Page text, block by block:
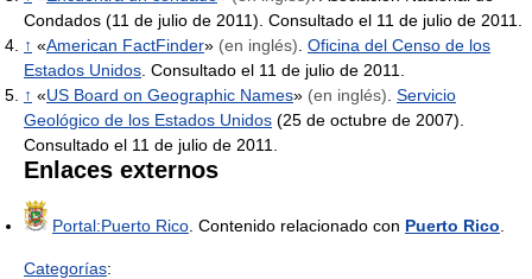
Condados (11 de julio de 2011). Consultado el 11 de julio de 2011.
↑ «American FactFinder» (en inglés) Oficina del Censo de los
Estados Unidos . Consultado el 11 de julio de 2011.
↑ «US Board on Geographic Names» (en inglés) Servicio
Geológico de los Estados Unidos (25 de octubre de 2007).
Consultado el 11 de julio de 2011.
Enlaces externos
Portal:Puerto Rico . Contenido relacionado con Puerto Rico
Categorías: